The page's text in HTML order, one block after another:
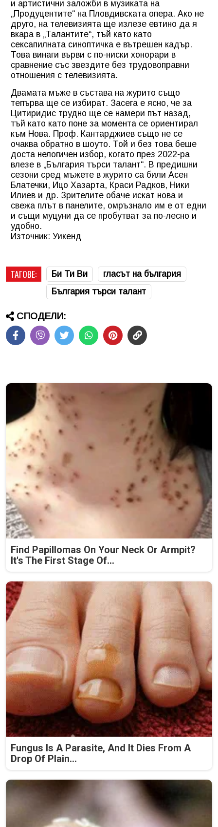
и артистични заложби в музиката на
„Продуцентите“ на Пловдивската опера. Ако не
друго, на телевизията ще излезе евтино да я
вкара в „Талантите“, тъй като като
сексапилната синоптичка е вътрешен кадър.
Това винаги върви с по-ниски хонорари в
сравнение със звездите без трудовоправни
отношения с телевизията.
Двамата мъже в състава на журито също
тепърва ще се избират. Засега е ясно, че за
Цитиридис трудно ще се намери път назад,
тъй като като поне за момента се ориентирал
към Нова. Проф. Кантарджиев също не се
очаква обратно в шоуто. Той и без това беше
доста нелогичен избор, когато през 2022-ра
влезе в „България търси талант“. В предишни
сезони сред мъжете в журито са били Асен
Блатечки, Ицо Хазарта, Краси Радков, Ники
Илиев и др. Зрителите обаче искат нова и
свежа плът в панелите, омръзнало им е от едни
и същи муцуни да се пробутват за по-лесно и
удобно.
Източник: Уикенд
ТАГОВЕ: Би Ти Ви
гласът на българия
България търси талант
СПОДЕЛИ:
Find Papillomas On Your Neck Or Armpit?
It's The First Stage Of...
Fungus Is A Parasite, And It Dies From A
Drop Of Plain...